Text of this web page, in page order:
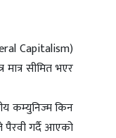
Capitalism)
सीमित भएर
कम्युनिज्म किन
गर्दै आएको